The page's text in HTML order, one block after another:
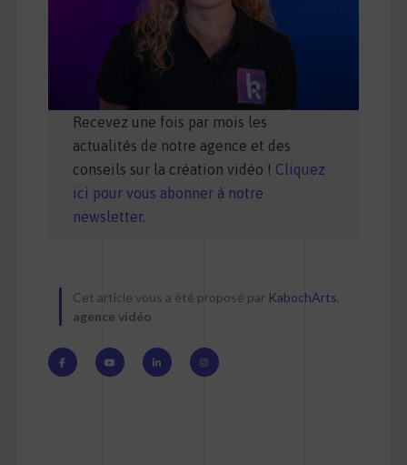
Recevez une fois par mois les
actualités de notre agence et des
conseils sur la création vidéo ! Cliquez
ici pour vous abonner à notre
newsletter.
Cet article vous a été proposé par KabochArts,
agence vidéo